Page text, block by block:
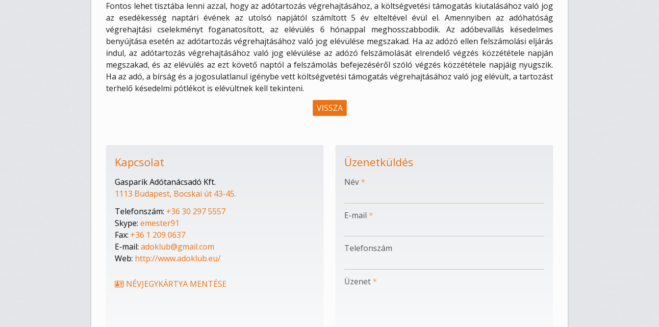
Fontos lehet tisztába lenni azzal, hogy az adótartozás végrehajtásához, a költségvetési támogatás kiutalásához való jog
az esedékesség naptári évének az utolsó napjától számított 5 év elteltével évül el. Amennyiben az adóhatóság
végrehajtási cselekményt foganatosított, az elévülés 6 hónappal meghosszabbodik. Az adóbevallás késedelmes
benyújtása esetén az adótartozás végrehajtásához való jog elévülése megszakad. Ha az adózó ellen felszámolási eljárás
indul, az adótartozás végrehajtásához való jog elévülése az adózó felszámolását elrendelő végzés közzététele napján
megszakad, és az elévülés az ezt követő naptól a felszámolás befejezéséről szóló végzés közzététele napjáig nyugszik.
Ha az adó, a bírság és a jogosulatlanul igénybe vett költségvetési támogatás végrehajtásához való jog elévült, a tartozást
terhelő késedelmi pótlékot is elévültnek kell tekinteni.
VISSZA
Kapcsolat
Gasparik Adótanácsadó Kft.
1113 Budapest, Bocskai út 43-45.
Telefonszám: +36 30 297 5557
Skype: emester91
Fax: +36 1 209 0637
E-mail: adoklub@gmail.com
Web: http://www.adoklub.eu/
NÉVJEGYKÁRTYA MENTÉSE
Üzenetküldés
-
-
Név*
E-mail *
Telefonszám
Üzenet*